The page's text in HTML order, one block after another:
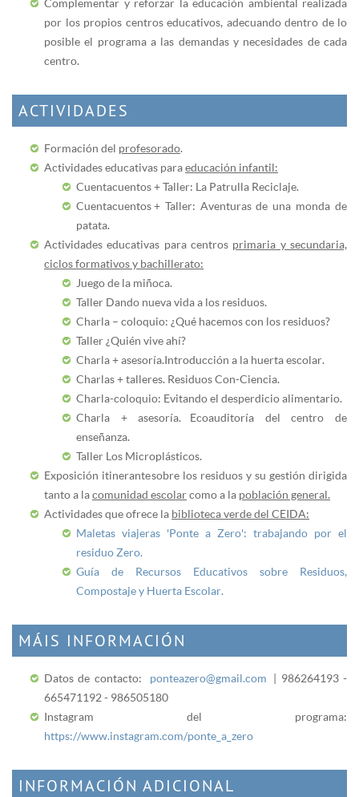
Complementar y reforzar la educación ambiental realizada
por los propios centros educativos, adecuando dentro de lo
posible el programa a las demandas y necesidades de cada
centro.
ACTIVIDADES
​Formación del profesorado.
Actividades educativas paraeducación infantil:
Cuentacuentos + Taller: La Patrulla Reciclaje.
Cuentacuentos + Taller: Aventuras de una monda de
patata.
Actividades educativas para centros primaria y secundaria,
ciclos formativos y bachillerato:
Juego de la miñoca.
Taller Dando nueva vida a los residuos.
Charla – coloquio: ¿Qué hacemos con los residuos?
Taller ¿Quién vive ahí?
Charla + asesoría.Introducción a la huerta escolar.
Charlas + talleres. Residuos Con-Ciencia.
Charla-coloquio: Evitando el desperdicio alimentario.
Charla + asesoría. Ecoauditoría del centro de
enseñanza.
Taller Los Microplásticos.
Exposición itinerante sobre los residuos y su gestión dirigida
tanto a lacomunidad escolarcomo a la población general.
Actividades que ofrece la biblioteca verde del CEIDA:
Maletas viajeras 'Ponte a Zero': trabajando por el
residuo Zero.
Guía de Recursos Educativos sobre Residuos,
Compostaje y Huerta Escolar.
MÁIS INFORMACIÓN
Datos de contacto: ponteazero@gmail.com | 986264193 -
665471192 - 986505180
Instagram del programa:
https://www.instagram.com/ponte_a_zero
INFORMACIÓN ADICIONAL